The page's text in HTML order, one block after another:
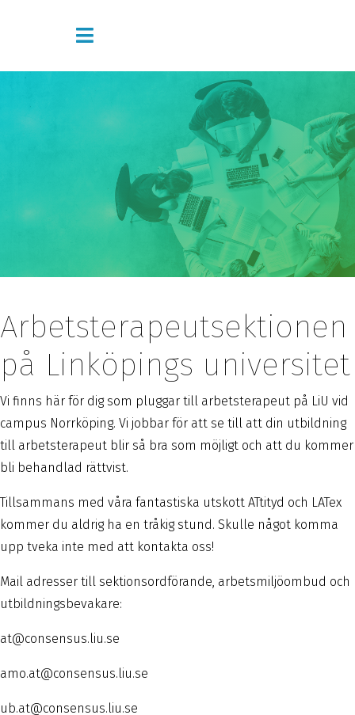
Arbetsterapeutsektionen
på Linköpings universitet
Vi finns här för dig som pluggar till arbetsterapeut på LiU vid
campus Norrköping. Vi jobbar för att se till att din utbildning
till arbetsterapeut blir så bra som möjligt och att du kommer
bli behandlad rättvist.
Tillsammans med våra fantastiska utskott ATtityd och LATex
kommer du aldrig ha en tråkig stund. Skulle något komma
upp tveka inte med att kontakta oss!
Mail adresser till sektionsordförande, arbetsmiljöombud och
utbildningsbevakare:
at@consensus.liu.se
amo.at@consensus.liu.se
ub.at@consensus.liu.se